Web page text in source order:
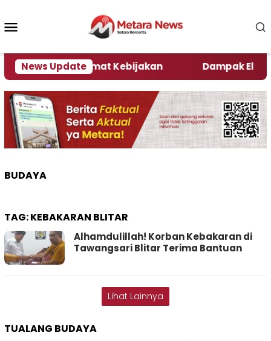
konten
News Update
Kata Pengamat Kebijakan Dampak El Nino,
BUDAYA
TAG:KEBAKARAN BLITAR
Alhamdulillah! Korban Kebakaran di
Tawangsari Blitar Terima Bantuan
Lihat Lainnya
TUALANG BUDAYA